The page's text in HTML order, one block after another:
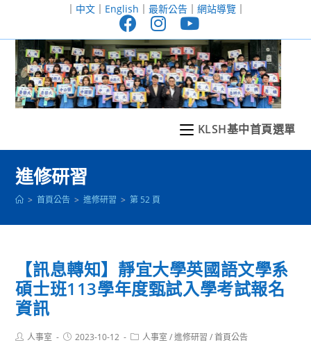
至
｜ 中文｜ English ｜ 最新公告｜ 網站導覽｜
KLSH基中首頁選單
進修研習
> 首頁公告 > 進修研習 > 第 52 頁
【訊息轉知】靜宜大學英國語文學系
碩士班113學年度甄試入學考試報名
資訊
Post人事室
Post2023-10-12
Post人事室 / 進修研習 / 首頁公告